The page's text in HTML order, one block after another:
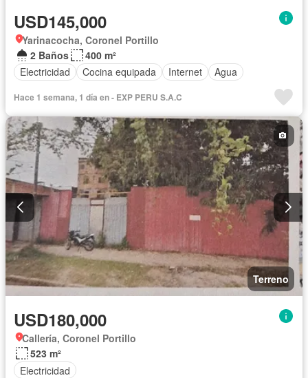
USD145,000
Yarinacocha, Coronel Portillo
2 Baños
400 m²
Electricidad
Cocina equipada Internet Agua
Hace 1 semana, 1 día en - EXP PERU S.A.C
Terreno
USD180,000
Callería, Coronel Portillo
523 m²
Electricidad